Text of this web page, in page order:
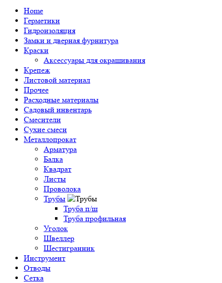
Home
Герметики
Гидроизоляция
Замки и дверная фурнитура
Краски
Аксессуары для окрашивания
Крепеж
Листовой материал
Прочее
Расходные материалы
Садовый инвентарь
Смесители
Сухие смеси
Металлопрокат
Арматура
Балка
Квадрат
Листы
Проволока
Трубы
Труба п/ш
Труба профильная
Уголок
Швеллер
Шестигранник
Инструмент
Отводы
Сетка